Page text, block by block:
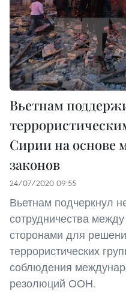
Вьетнам
Сирии на основе
законов
24/07/2020 09:55
Вьетнам подчеркнул
сотрудничества
сторонами для
террористических
соблюдения
резолюций ООН.